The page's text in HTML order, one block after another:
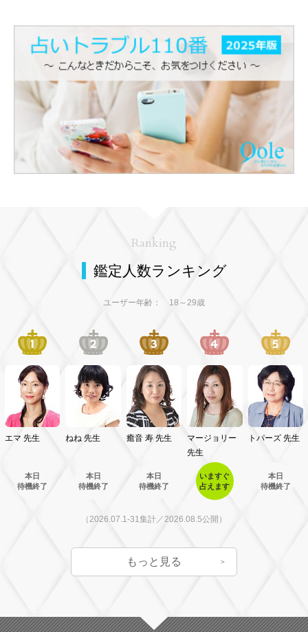
Ranking
鑑定人数ランキング
ユーザー年齢： 18～29歳
エマ 先生
本日
待機終了
ねね 先生
本日
待機終了
癒音 寿 先生
本日
待機終了
マージョリー
先生
いますぐ
占えます
トパーズ 先生
本日
待機終了
（2026.07.1-31集計／2026.08.5公開）
もっと見る